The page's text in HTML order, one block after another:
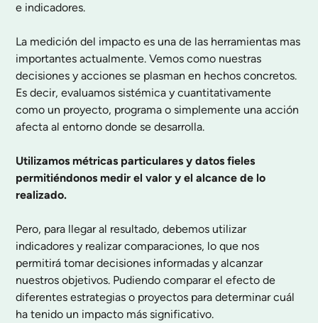
e indicadores.
La medición del impacto es una de las herramientas mas
importantes actualmente. Vemos como nuestras
decisiones y acciones se plasman en hechos concretos.
Es decir, evaluamos sistémica y cuantitativamente
como un proyecto, programa o simplemente una acción
afecta al entorno donde se desarrolla.
Utilizamos métricas particulares y datos fieles
permitiéndonos medir el valor y el alcance de lo
realizado.
Pero, para llegar al resultado, debemos utilizar
indicadores y realizar comparaciones, lo que nos
permitirá tomar decisiones informadas y alcanzar
nuestros objetivos. Pudiendo comparar el efecto de
diferentes estrategias o proyectos para determinar cuál
ha tenido un impacto más significativo.